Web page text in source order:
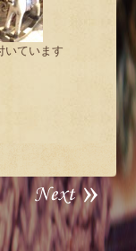
いています